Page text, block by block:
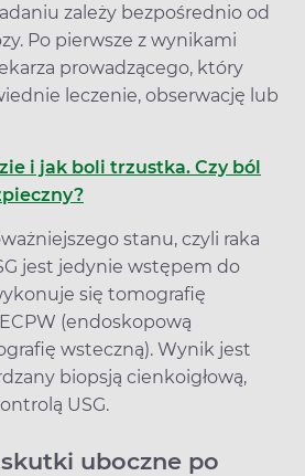
zależy bezpośrednio od
Po pierwsze z wynikami
prowadzącego, który
leczenie, obserwację lub
i jak boli trzustka. Czy ból
stanu, czyli raka
jest jedynie wstępem do
się tomografię
(endoskopową
wsteczną). Wynik jest
biopsją cienkoigłową,
USG.
uboczne po